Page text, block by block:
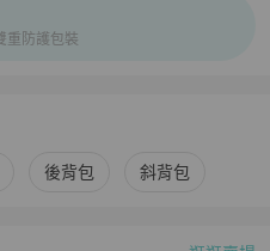
重防護包裝
似商品推薦
後背包 斜背包